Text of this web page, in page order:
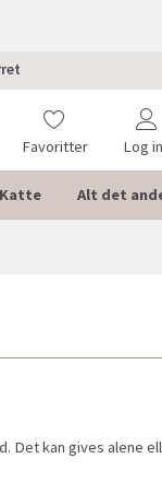
Favoritter Log
Katte Alt det
Det kan gives alene